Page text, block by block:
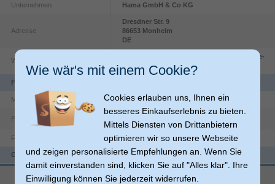
Unternehmen Hama GmbH & Co KG
Adresse
Dresdner Str. 9
86653 Monheim
DE
Website
https://countries.hama.com/legal/corporate-
information
Funktionen
Material Karton
Produktfarbe
Farbe der Seiten Weiß
Gewicht & Abmessungen
310 mm
mehr anzeigen
Wie wär's mit einem Cookie?
Cookies erlauben uns, Ihnen ein
besseres Einkaufserlebnis zu bieten.
Mittels Diensten von Drittanbietern
optimieren wir so unsere Webseite
und zeigen personalisierte Empfehlungen an. Wenn Sie
damit einverstanden sind, klicken Sie auf "Alles klar". Ihre
Einwilligung können Sie jederzeit widerrufen.